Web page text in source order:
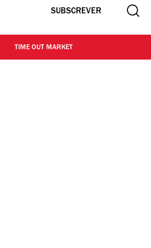
SUBSCREVER
TIME OUT MARKET